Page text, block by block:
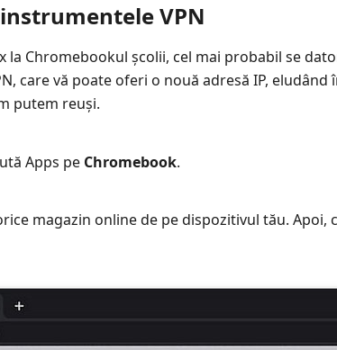
VPN
la Chromebookul școlii, cel mai probabil se
care vă poate oferi o nouă adresă IP,
putem reuși.
Apps pe Chromebook.
magazin online de pe dispozitivul tău. Apoi,